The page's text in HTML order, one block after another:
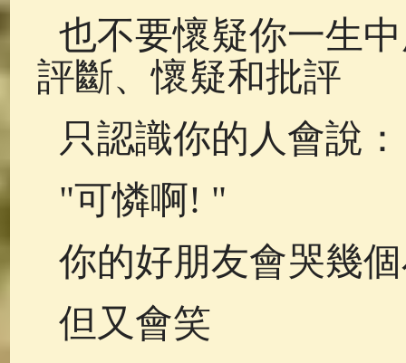
也不要懷疑你一生
評斷、懷疑和批評
只認識你的人會說：
"可憐啊! "
你的好朋友會哭幾
但又會笑